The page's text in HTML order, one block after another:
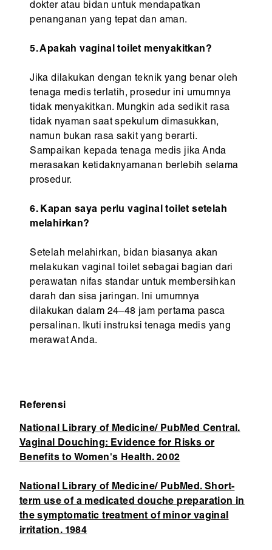
dokter atau bidan untuk mendapatkan
penanganan yang tepat dan aman.
5. Apakah vaginal toilet menyakitkan?
Jika dilakukan dengan teknik yang benar oleh
tenaga medis terlatih, prosedur ini umumnya
tidak menyakitkan. Mungkin ada sedikit rasa
tidak nyaman saat spekulum dimasukkan,
namun bukan rasa sakit yang berarti.
Sampaikan kepada tenaga medis jika Anda
merasakan ketidaknyamanan berlebih selama
prosedur.
6. Kapan saya perlu vaginal toilet setelah
melahirkan?
Setelah melahirkan, bidan biasanya akan
melakukan vaginal toilet sebagai bagian dari
perawatan nifas standar untuk membersihkan
darah dan sisa jaringan. Ini umumnya
dilakukan dalam 24–48 jam pertama pasca
persalinan. Ikuti instruksi tenaga medis yang
merawat Anda.
Referensi
National Library of Medicine/ PubMed Central.
Vaginal Douching: Evidence for Risks or
Benefits to Women's Health. 2002
National Library of Medicine/ PubMed. Short-
term use of a medicated douche preparation in
the symptomatic treatment of minor vaginal
irritation. 1984